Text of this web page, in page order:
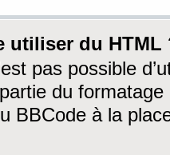
utiliser du HTML
pas possible
du
BBCode à la